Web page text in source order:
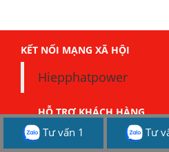
KẾT NỐI MẠNG XÃ HỘI
Hiepphatpower
HỖ TRỢ KHÁCH HÀNG
Quy Trình Làm Việc
Tư vấn 1 Tư